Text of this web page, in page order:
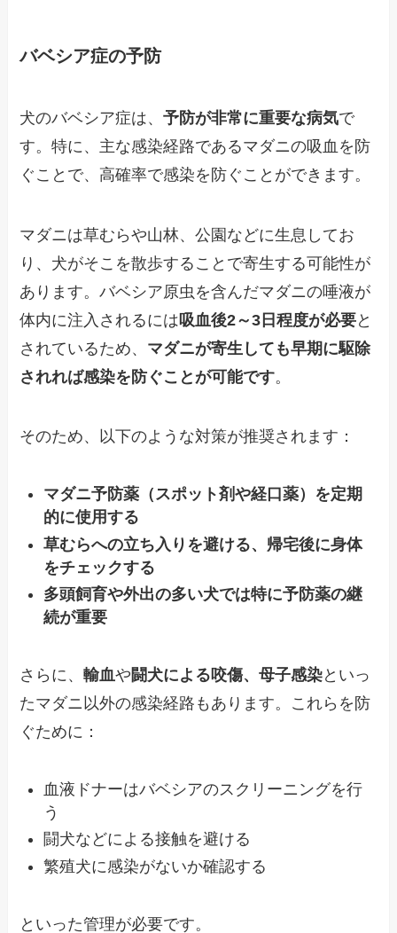
バベシア症の予防
犬のバベシア症は、予防が非常に重要な病気で
す。特に、主な感染経路であるマダニの吸血を防
ぐことで、高確率で感染を防ぐことができます。
マダニは草むらや山林、公園などに生息してお
り、犬がそこを散歩することで寄生する可能性が
あります。バベシア原虫を含んだマダニの唾液が
体内に注入されるには吸血後2～3日程度が必要と
されているため、 マダニが寄生しても早期に駆除
されれば感染を防ぐことが可能です。
そのため、以下のような対策が推奨されます：
マダニ予防薬（スポット剤や経口薬）を定期
的に使用する
草むらへの立ち入りを避ける、帰宅後に身体
をチェックする
多頭飼育や外出の多い犬では特に予防薬の継
続が重要
さらに、輸血や闘犬による咬傷、母子感染といっ
たマダニ以外の感染経路もあります。これらを防
ぐために：
血液ドナーはバベシアのスクリーニングを行
う
闘犬などによる接触を避ける
繁殖犬に感染がないか確認する
といった管理が必要です。